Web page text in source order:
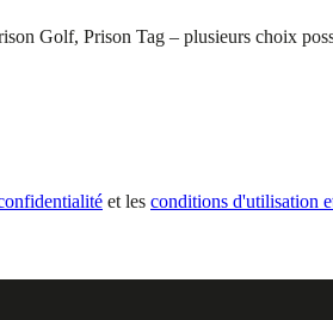
Golf, Prison Tag – plusieurs choix
et les conditions d'utilisation